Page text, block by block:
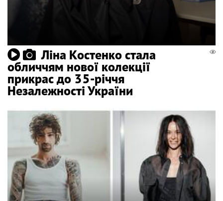
Ліна Костенко стала
обличчям нової колекції
прикрас до 35-річчя
Незалежності України